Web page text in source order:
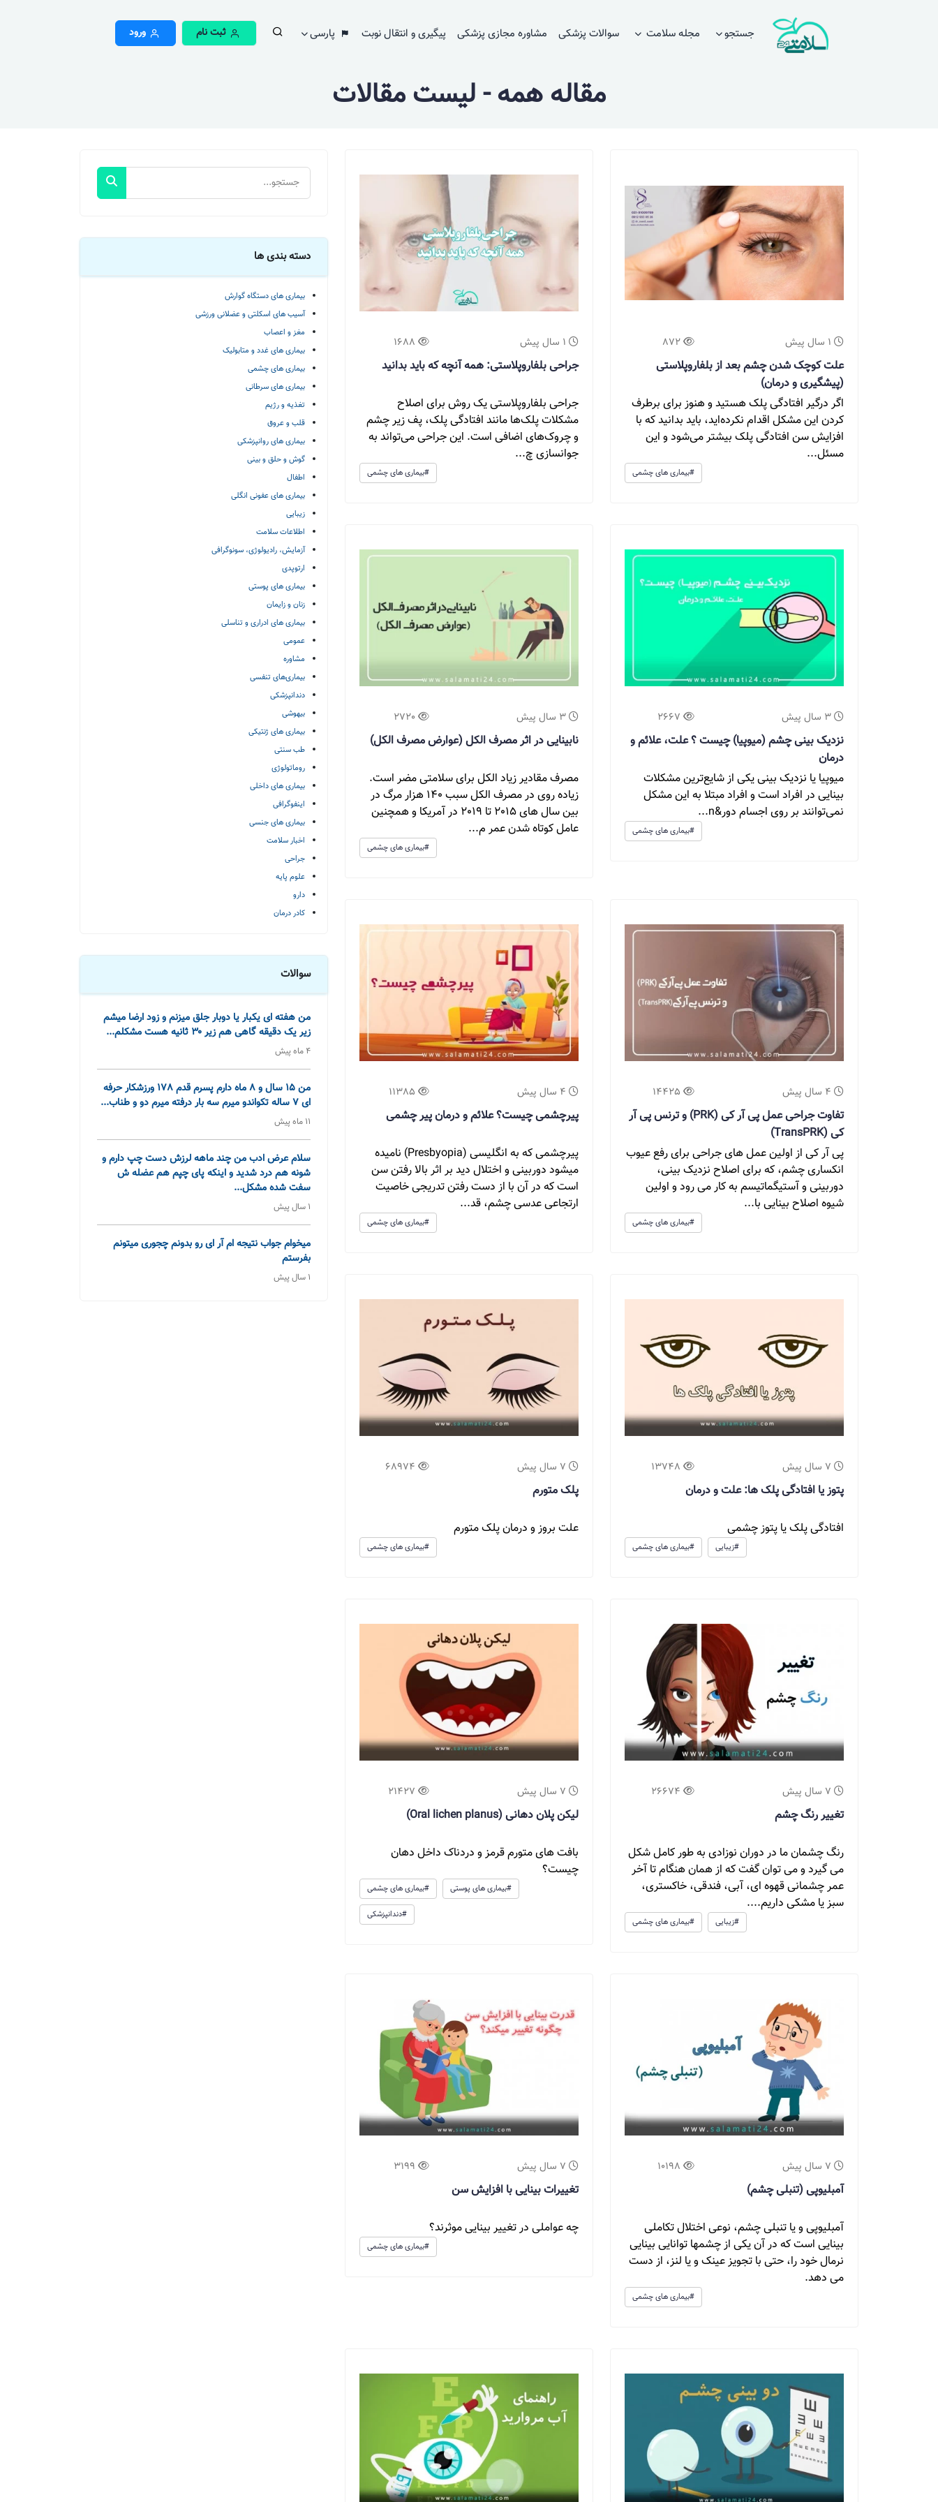
جستجو مجله سلامت سوالات پزشکی مشاوره مجازی پزشکی پیگیری و انتقال نوبت پارسی ثبت نام ورود
مقاله همه - لیست مقالات
1 سال پیش 872
علت کوچک شدن چشم بعد از بلفاروپلاستی
(پیشگیری و درمان)
اگر درگیر افتادگی پلک هستید و هنوز برای برطرف
کردن این مشکل اقدام نکرده‌اید، باید بدانید که با
افزایش سن افتادگی پلک بیشتر می‌شود و این
مسئل...
#بیماری های چشمی
1 سال پیش 1688
جراحی بلفاروپلاستی: همه آنچه که باید بدانید
جراحی بلفاروپلاستی یک روش برای اصلاح
مشکلات پلک‌ها مانند افتادگی پلک، پف زیر چشم
و چروک‌های اضافی است. این جراحی می‌تواند به
جوانسازی چ...
#بیماری های چشمی
3 سال پیش 2667
نزدیک بینی چشم (میوپیا) چیست ؟ علت، علائم و
درمان
میوپیا یا نزدیک بینی یکی از شایع‌ترین مشکلات
بینایی در افراد است و افراد مبتلا به این مشکل
نمی‌توانند بر روی اجسام دور&n...
#بیماری های چشمی
3 سال پیش 2720
نابینایی در اثر مصرف الکل (عوارض مصرف الکل)
مصرف مقادیر زیاد الکل برای سلامتی مضر است.
زیاده روی در مصرف الکل سبب 140 هزار مرگ در
بین سال های 2015 تا 2019 در آمریکا و همچنین
عامل کوتاه شدن عمر م...
#بیماری های چشمی
4 سال پیش 14425
تفاوت جراحی عمل پی آر کی (PRK) و ترنس پی آر
کی (TransPRK)
پی آر کی از اولین عمل های جراحی برای رفع عیوب
انکساری چشم، که برای اصلاح نزدیک بینی،
دوربینی و آستیگماتیسم به کار می رود و اولین
شیوه اصلاح بینایی با...
#بیماری های چشمی
4 سال پیش 11385
پیرچشمی چیست؟ علائم و درمان پیر چشمی
پیرچشمی که به انگلیسی (Presbyopia) نامیده
میشود دوربینی و اختلال دید بر اثر بالا رفتن سن
است که در آن با از دست رفتن تدریجی خاصیت
ارتجاعی عدسی چشم، قد...
#بیماری های چشمی
7 سال پیش 13748
پتوز یا افتادگی پلک ها: علت و درمان
افتادگی پلک یا پتوز چشمی
#بیماری های چشمی #زیبایی
7 سال پیش 68974
پلک متورم
علت بروز و درمان پلک متورم
#بیماری های چشمی
7 سال پیش 26674
تغییر رنگ چشم
رنگ چشمان ما در دوران نوزادی به طور کامل شکل
می گیرد و می توان گفت که از همان هنگام تا آخر
عمر چشمانی قهوه ای، آبی، فندقی، خاکستری،
سبز یا مشکی داریم....
#بیماری های چشمی #زیبایی
7 سال پیش 21427
لیکن پلان دهانی (Oral lichen planus)
بافت های متورم قرمز و دردناک داخل دهان
چیست؟
#بیماری های چشمی #بیماری های پوستی
#دندانپزشکی
7 سال پیش 10198
آمبلیوپی (تنبلی چشم)
آمبلیوپی و یا تنبلی چشم، نوعی اختلال تکاملی
بینایی است که در آن یکی از چشمها توانایی بینایی
نرمال خود را، حتی با تجویز عینک و یا لنز، از دست
می دهد.
#بیماری های چشمی
7 سال پیش 3199
تغییرات بینایی با افزایش سن
چه عواملی در تغییر بینایی موثرند؟
#بیماری های چشمی
دسته بندی ها
بیماری های دستگاه گوارش
آسیب های اسکلتی و عضلانی ورزشی
مغز و اعصاب
بیماری های غدد و متابولیک
بیماری های چشمی
بیماری های سرطانی
تغذیه و رژیم
قلب و عروق
بیماری های روانپزشکی
گوش و حلق و بینی
اطفال
بیماری های عفونی انگلی
زیبایی
اطلاعات سلامت
آزمایش، رادیولوژی، سونوگرافی
ارتوپدی
بیماری های پوستی
زنان و زایمان
بیماری های ادراری و تناسلی
عمومی
مشاوره
بیماری‌های تنفسی
دندانپزشکی
بیهوشی
بیماری های ژنتیکی
طب سنتی
روماتولوژی
بیماری های داخلی
اینفوگرافی
بیماری های جنسی
اخبار سلامت
جراحی
علوم پایه
دارو
کادر درمان
سوالات
من هفته ای یکبار یا دوبار جلق میزنم و زود ارضا میشم
زیر یک دقیقه گاهی هم زیر ۳۰ ثانیه هست مشکلم...
4 ماه پیش
من 15 سال و 8 ماه دارم پسرم قدم 178 ورزشکار حرفه
ای 7 ساله تکواندو میرم سه بار درفته میرم دو و طناب...
11 ماه پیش
سلام عرض ادب من چند ماهه لرزش دست چپ دارم و
شونه هم درد شدید و اینکه پای چپم هم عضله ش
سفت شده مشکل...
1 سال پیش
میخوام جواب نتیجه ام آر ای رو بدونم چجوری میتونم
بفرستم
1 سال پیش